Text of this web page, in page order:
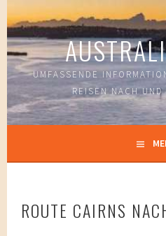
Springe
zum
Inhalt
UMFASSENDE
REISEN NACH
ROUTE CAIRNS